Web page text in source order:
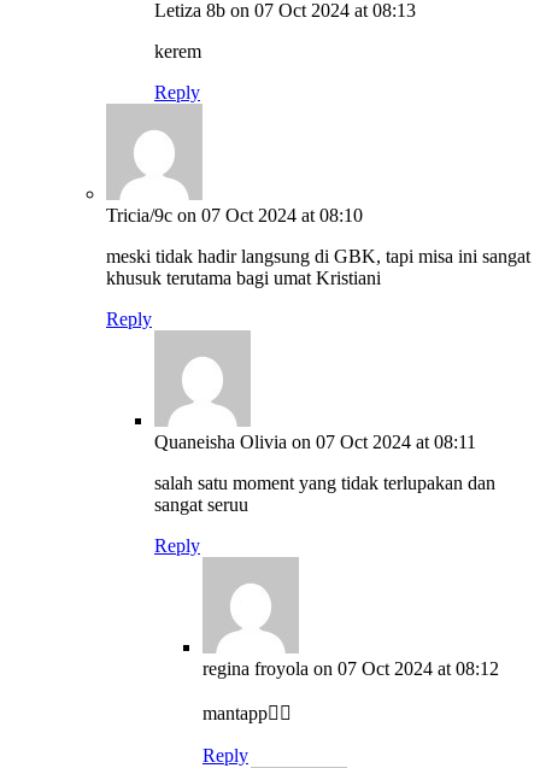
Letiza 8b on 07 Oct 2024 at 08:13
kerem
Reply
Tricia/9c on 07 Oct 2024 at 08:10
meski tidak hadir langsung di GBK, tapi misa ini sangat
khusuk terutama bagi umat Kristiani
Reply
Quaneisha Olivia on 07 Oct 2024 at 08:11
salah satu moment yang tidak terlupakan dan
sangat seruu
Reply
regina froyola on 07 Oct 2024 at 08:12
mantapp👍🏻
Reply